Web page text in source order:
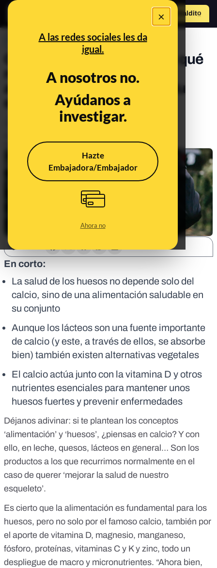
×
A las redes sociales les da
igual.
A nosotros no.
Ayúdanos a
investigar.
Hazte
Embajadora/Embajador
Ahora no
Hazte Maldito
PREBUNKING
Calando hasta los huesos: qué
relación hay entre la
alimentación y la salud de tu
esqueleto
Salud
Actualizado elOct 20, 2025, 10:36:00 AM
En corto:
La salud de los huesos no depende solo del
calcio, sino de una alimentación saludable en
su conjunto
Aunque los lácteos son una fuente importante
de calcio (y este, a través de ellos, se absorbe
bien) también existen alternativas vegetales
El calcio actúa junto con la vitamina D y otros
nutrientes esenciales para mantener unos
huesos fuertes y prevenir enfermedades
Déjanos adivinar: si te plantean los conceptos
‘alimentación’ y ‘huesos’, ¿piensas en calcio? Y con
ello, en leche, quesos, lácteos en general… Son los
productos a los que recurrimos normalmente en el
caso de querer ‘mejorar la salud de nuestro
esqueleto’.
Es cierto que la alimentación es fundamental para los
huesos, pero no solo por el famoso calcio, también por
el aporte de vitamina D, magnesio, manganeso,
fósforo, proteínas, vitaminas C y K y zinc, todo un
despliegue de macro y micronutrientes. “Ahora bien,